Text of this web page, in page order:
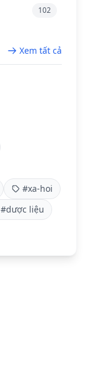
102
Xem tất cả
#xa-hoi
#dược liệu